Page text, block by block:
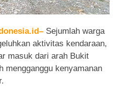
Sejumlah warga
aktivitas kendaraan,
masuk dari arah Bukit
mengganggu kenyamanan